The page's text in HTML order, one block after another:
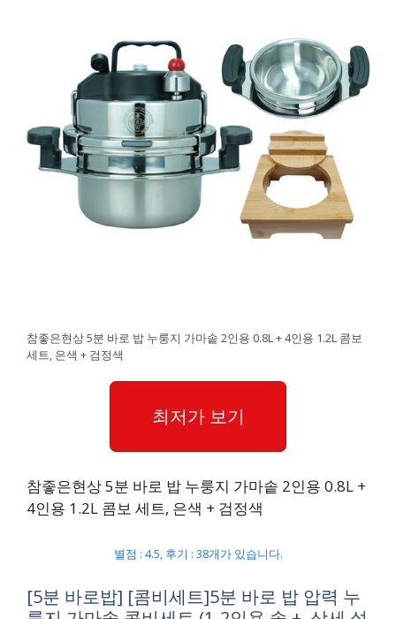
참좋은현상 5분 바로 밥 누룽지 가마솥 2인용 0.8L + 4인용 1.2L 콤보
세트, 은색 + 검정색
최저가 보기
참좋은현상 5분 바로 밥 누룽지 가마솥 2인용 0.8L +
4인용 1.2L 콤보 세트, 은색 + 검정색
별점 : 4.5, 후기 : 38개가 있습니다.
[5분 바로밥] [콤비세트]5분 바로 밥 압력 누